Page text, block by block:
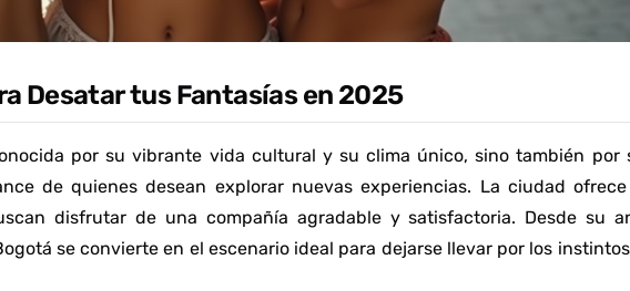
Desatar tus Fantasías en 2025
por su vibrante vida cultural y su clima único, sino también por
de quienes desean explorar nuevas experiencias. La ciudad
disfrutar de una compañía agradable y satisfactoria. Desde su
se convierte en el escenario ideal para dejarse llevar por los